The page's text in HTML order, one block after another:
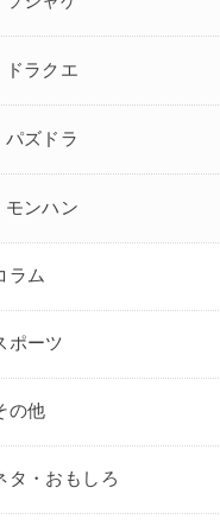
ドラクエ
パズドラ
モンハン
ラム
ポーツ
の他
タ・おもしろ